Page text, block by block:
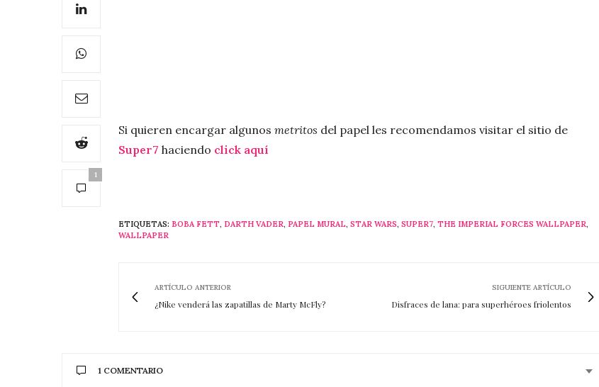
1
Si quieren encargar algunos metritos del papel les recomendamos visitar el sitio de
Super7 haciendo click aquí
ETIQUETAS: BOBA FETT, DARTH VADER, PAPEL MURAL, STAR WARS, SUPER7, THE IMPERIAL FORCES WALLPAPER,
WALLPAPER
ARTÍCULO ANTERIOR
¿Nike venderá las zapatillas de Marty McFly?
SIGUIENTE ARTÍCULO
Disfraces de lana: para superhéroes friolentos
1 COMENTARIO